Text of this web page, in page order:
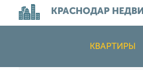
КРАСНОДАР
КВАРТИРЫ